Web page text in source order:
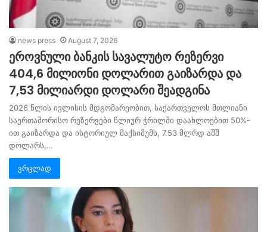
news press August 7, 2026
ეროვნული ბანკის სავალუტო რეზერვი
404,6 მილიონი დოლარით გაიზარდა და
7,53 მილიარდი დოლარი შეადგინა
2026 წლის ივლისის მდგომარეობით, საქართველოს მთლიანი
საერთაშორისო რეზერვები წლიურ ჭრილში დაახლოებით 50%-
ით გაიზარდა და ისტორიულ მაქსიმუმს, 7.53 მლრდ აშშ
დოლარს,…
ვრცლად